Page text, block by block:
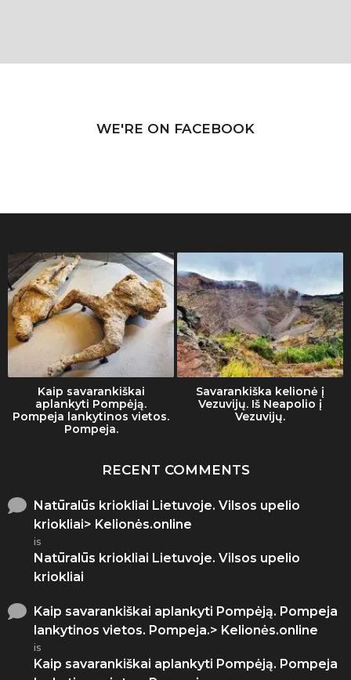
WE'RE ON FACEBOOK
Kaip savarankiškai
aplankyti Pompėją.
Pompeja lankytinos vietos.
Pompeja.
Savarankiška kelionė į
Vezuvijų. Iš Neapolio į
Vezuvijų.
RECENT COMMENTS
Natūralūs kriokliai Lietuvoje. Vilsos upelio
kriokliai> Kelionės.online
is
Natūralūs kriokliai Lietuvoje. Vilsos upelio
kriokliai
Kaip savarankiškai aplankyti Pompėją. Pompeja
lankytinos vietos. Pompeja.> Kelionės.online
is
Kaip savarankiškai aplankyti Pompėją. Pompeja